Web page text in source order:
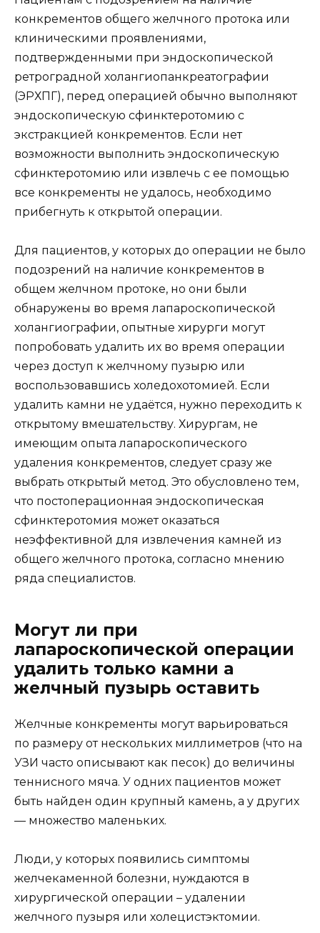
конкрементов общего желчного протока или
клиническими проявлениями,
подтвержденными при эндоскопической
ретроградной холангиопанкреатографии
(ЭРХПГ), перед операцией обычно выполняют
эндоскопическую сфинктеротомию с
экстракцией конкрементов. Если нет
возможности выполнить эндоскопическую
сфинктеротомию или извлечь с ее помощью
все конкременты не удалось, необходимо
прибегнуть к открытой операции.
Для пациентов, у которых до операции не было
подозрений на наличие конкрементов в
общем желчном протоке, но они были
обнаружены во время лапароскопической
холангиографии, опытные хирурги могут
попробовать удалить их во время операции
через доступ к желчному пузырю или
воспользовавшись холедохотомией. Если
удалить камни не удаётся, нужно переходить к
открытому вмешательству. Хирургам, не
имеющим опыта лапароскопического
удаления конкрементов, следует сразу же
выбрать открытый метод. Это обусловлено тем,
что постоперационная эндоскопическая
сфинктеротомия может оказаться
неэффективной для извлечения камней из
общего желчного протока, согласно мнению
ряда специалистов.
Могут ли при
лапароскопической операции
удалить только камни а
желчный пузырь оставить
Желчные конкременты могут варьироваться
по размеру от нескольких миллиметров (что на
УЗИ часто описывают как песок) до величины
теннисного мяча. У одних пациентов может
быть найден один крупный камень, а у других
— множество маленьких.
Люди, у которых появились симптомы
желчекаменной болезни, нуждаются в
хирургической операции – удалении
желчного пузыря или холецистэктомии.